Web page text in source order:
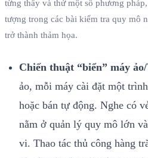
từng thấy và thử một số phương
tượng trong các bài kiểm tra quy mô
trở thành thảm họa.
Chiến thuật “biển” máy
ảo, mỗi máy cài đặt một
hoặc bán tự động. Nghe có
nằm ở quản lý quy mô lớn
vi. Thao tác thủ công hàng